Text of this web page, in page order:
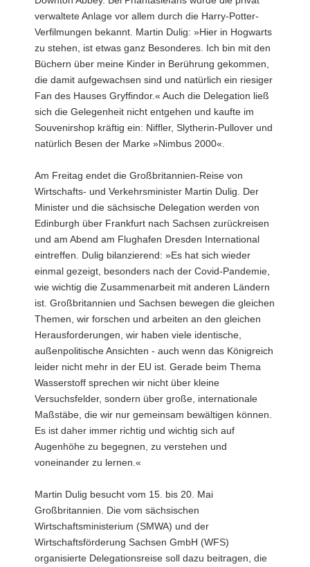
verwaltete Anlage vor allem durch die Harry-Potter-
Verfilmungen bekannt. Martin Dulig: »Hier in Hogwarts
zu stehen, ist etwas ganz Besonderes. Ich bin mit den
Büchern über meine Kinder in Berührung gekommen,
die damit aufgewachsen sind und natürlich ein riesiger
Fan des Hauses Gryffindor.« Auch die Delegation ließ
sich die Gelegenheit nicht entgehen und kaufte im
Souvenirshop kräftig ein: Niffler, Slytherin-Pullover und
natürlich Besen der Marke »Nimbus 2000«.
Am Freitag endet die Großbritannien-Reise von
Wirtschafts- und Verkehrsminister Martin Dulig. Der
Minister und die sächsische Delegation werden von
Edinburgh über Frankfurt nach Sachsen zurückreisen
und am Abend am Flughafen Dresden International
eintreffen. Dulig bilanzierend: »Es hat sich wieder
einmal gezeigt, besonders nach der Covid-Pandemie,
wie wichtig die Zusammenarbeit mit anderen Ländern
ist. Großbritannien und Sachsen bewegen die gleichen
Themen, wir forschen und arbeiten an den gleichen
Herausforderungen, wir haben viele identische,
außenpolitische Ansichten - auch wenn das Königreich
leider nicht mehr in der EU ist. Gerade beim Thema
Wasserstoff sprechen wir nicht über kleine
Versuchsfelder, sondern über große, internationale
Maßstäbe, die wir nur gemeinsam bewältigen können.
Es ist daher immer richtig und wichtig sich auf
Augenhöhe zu begegnen, zu verstehen und
voneinander zu lernen.«
Martin Dulig besucht vom 15. bis 20. Mai
Großbritannien. Die vom sächsischen
Wirtschaftsministerium (SMWA) und der
Wirtschaftsförderung Sachsen GmbH (WFS)
organisierte Delegationsreise soll dazu beitragen, die